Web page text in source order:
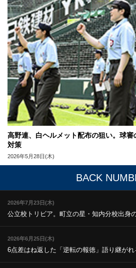
高野連、白ヘルメット配布の狙い。球
対策
2026年5月28日(木)
BACK
2026年7月23日(木)
公立校トリビア。町立の星・知内分校出身
2026年6月25日(木)
6点差はね返した「逆転の報徳」 語り継が